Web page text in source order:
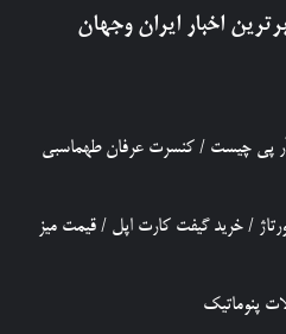
اخبار ایران وجهان
پی چیست / کنسرت عرفان طهماسبی
/ خرید گیفت کارت اپل / قیمت میز
پنوماتیک